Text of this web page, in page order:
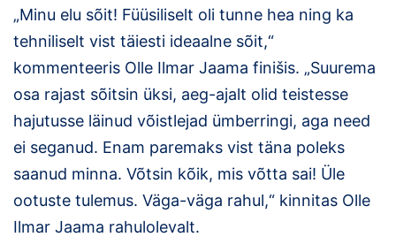
Suletud maastikud
Püsirajad
Ajalugu
Koolitused
OTSI
„Minu elu sõit! Füüsiliselt oli tunne hea ning ka
tehniliselt vist täiesti ideaalne sõit,“
kommenteeris Olle Ilmar Jaama finišis. „Suurema
osa rajast sõitsin üksi, aeg-ajalt olid teistesse
hajutusse läinud võistlejad ümberringi, aga need
ei seganud. Enam paremaks vist täna poleks
saanud minna. Võtsin kõik, mis võtta sai! Üle
ootuste tulemus. Väga-väga rahul,“ kinnitas Olle
Ilmar Jaama rahulolevalt.